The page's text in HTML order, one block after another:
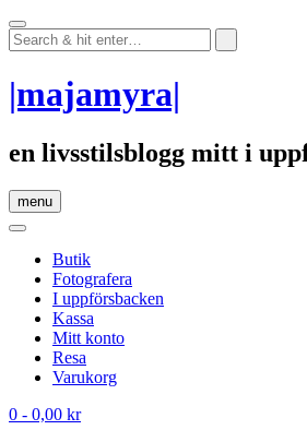
Skip
to
content
|majamyra|
en livsstilsblogg mitt i
menu
Butik
Fotografera
I uppförsbacken
Kassa
Mitt konto
Resa
Varukorg
0 - 0,00 kr